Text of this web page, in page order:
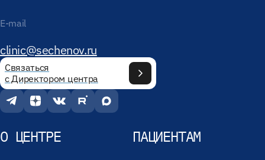
E-mail
clinic@sechenov.ru
Связаться
с Директором центра
О ЦЕНТРЕ ПАЦИЕНТАМ